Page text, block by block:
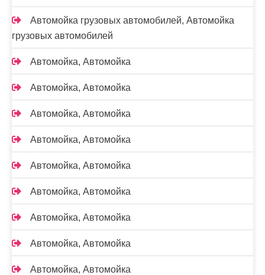
Автомойка грузовых автомобилей, Автомойка
грузовых автомобилей
Автомойка, Автомойка
Автомойка, Автомойка
Автомойка, Автомойка
Автомойка, Автомойка
Автомойка, Автомойка
Автомойка, Автомойка
Автомойка, Автомойка
Автомойка, Автомойка
Автомойка, Автомойка